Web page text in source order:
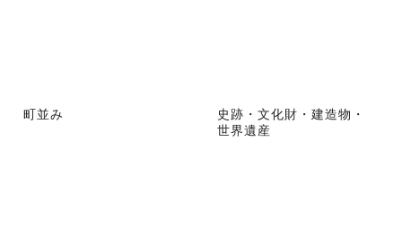
町並み
史跡・文化財・建造物・
世界遺産